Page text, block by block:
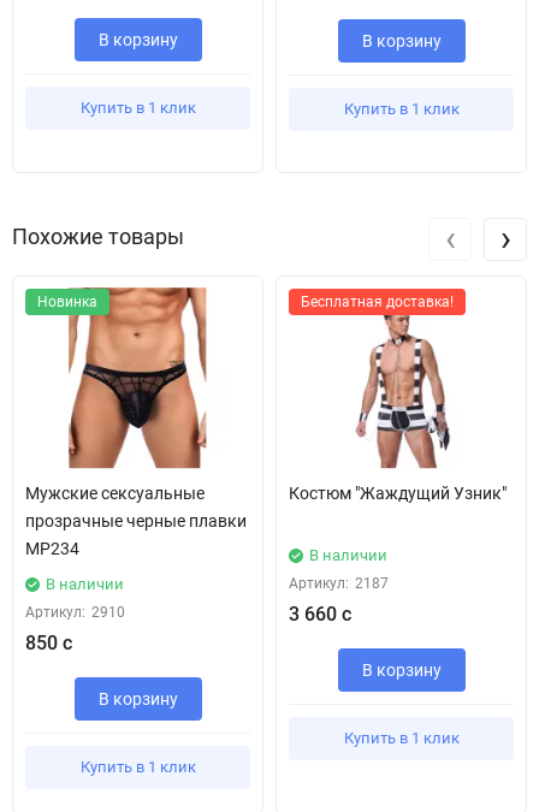
В корзину
Купить в 1 клик
В корзину
Купить в 1 клик
Похожие товары
Новинка
Мужские сексуальные
прозрачные черные плавки
MP234
В наличии
Артикул: 2910
850 с
В корзину
Купить в 1 клик
Бесплатная доставка!
Костюм "Жаждущий Узник"
В наличии
Артикул: 2187
3 660 с
В корзину
Купить в 1 клик
‹ ›